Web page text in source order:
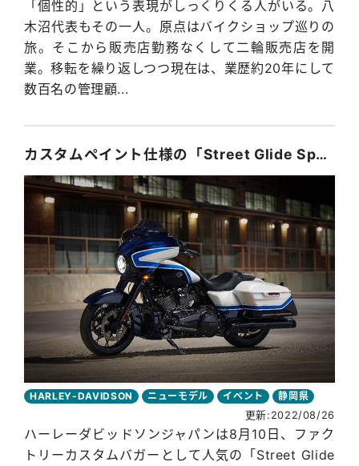
「個性的」という表現がしっくりくる人がいる。八
木沼代表もその一人。原点はバイクショップ巡りの
旅。そこから販売店勤務なくして二輪販売店を開
業。移転を繰り返しつつ現在は、業歴約20年にして
数百名の管理顧...
HARLEY-DAVIDSON ニューモデル イベント
静岡県
更新:2022/08/26
カスタムペイント仕様の「Street Glide Special」を世界限定500台で発売。日本には5台を割り当て
ハーレーダビッドソンジャパンは8月10日、ファク
トリーカスタムバガーとして人気の「Street Glide